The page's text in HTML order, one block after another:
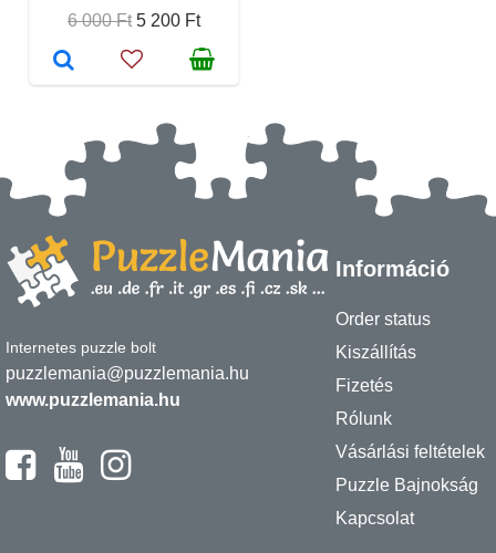
6 000 Ft 5 200 Ft
Internetes puzzle bolt
puzzlemania@puzzlemania.hu
www.puzzlemania.hu
Információ
Order status
Kiszállítás
Fizetés
Rólunk
Vásárlási feltételek
Puzzle Bajnokság
Kapcsolat